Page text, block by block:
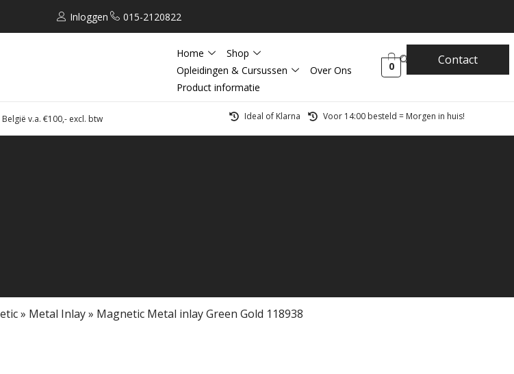
Inloggen 015-2120822
Home
Shop
Opleidingen & Cursussen
Over Ons
Product informatie
0 Contact
v.a. €100,- excl. btw Ideal of Klarna Voor 14:00 besteld = Morgen in huis!
» Metal Inlay» Magnetic Metal inlay Green Gold 118938